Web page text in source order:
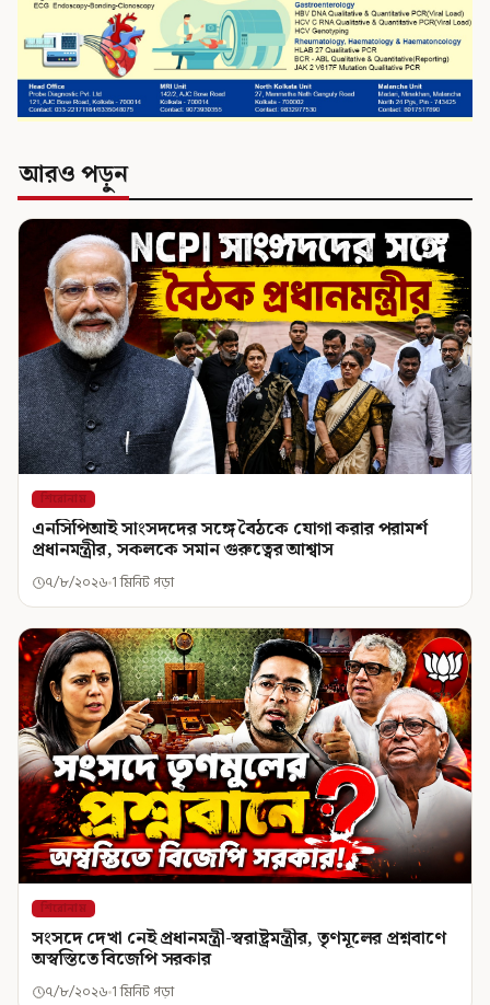
আরও পড়ুন
শিরোনাম
এনসিপিআই সাংসদদের সঙ্গে বৈঠকে যোগা করার পরামর্শ
প্রধানমন্ত্রীর, সকলকে সমান গুরুত্বের আশ্বাস
৭/৮/২০২৬ 1 মিনিট পড়া
শিরোনাম
সংসদে দেখা নেই প্রধানমন্ত্রী-স্বরাষ্ট্রমন্ত্রীর, তৃণমূলের প্রশ্নবাণে
অস্বস্তিতে বিজেপি সরকার
৭/৮/২০২৬ 1 মিনিট পড়া